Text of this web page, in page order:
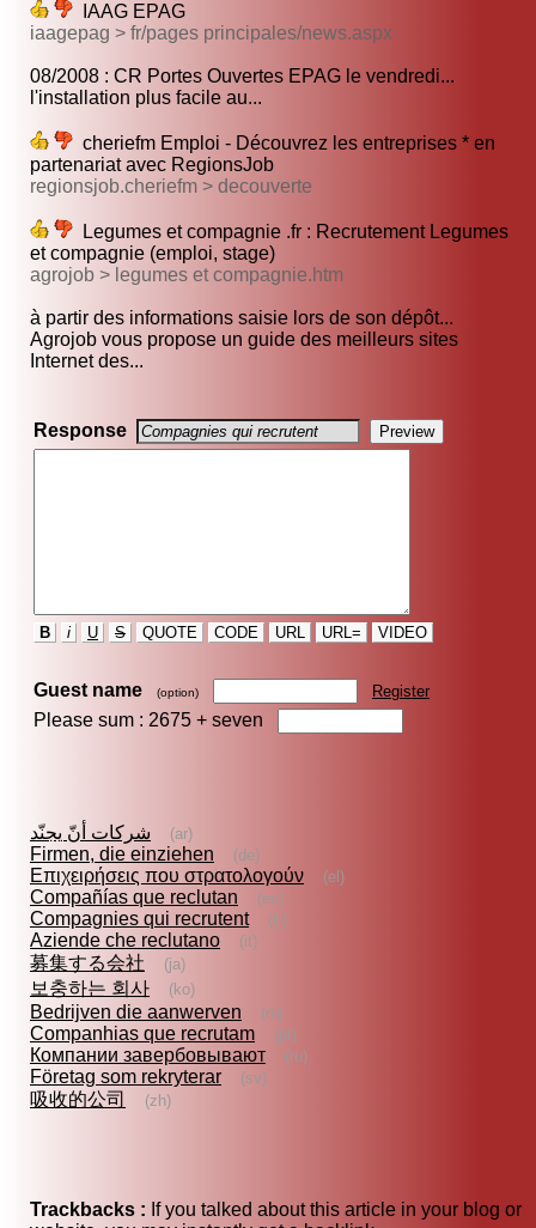
IAAG EPAG
iaagepag > fr/pages principales/news.aspx
08/2008 : CR Portes Ouvertes EPAG le vendredi...
l'installation plus facile au...
cheriefm Emploi - Découvrez les entreprises * en
partenariat avec RegionsJob
regionsjob.cheriefm > decouverte
Legumes et compagnie .fr : Recrutement Legumes
et compagnie (emploi, stage)
agrojob > legumes et compagnie.htm
à partir des informations saisie lors de son dépôt...
Agrojob vous propose un guide des meilleurs sites
Internet des...
Response
B i U S QUOTE CODE URL URL= VIDEO
Guest name (option) Register
Please sum : 2675 + seven
شركات أنّ يجنّد (ar)
Firmen, die einziehen (de)
Επιχειρήσεις που στρατολογούν (el)
Compañías que reclutan (es)
Compagnies qui recrutent (fr)
Aziende che reclutano (it)
募集する会社 (ja)
보충하는 회사 (ko)
Bedrijven die aanwerven (nl)
Companhias que recrutam (pt)
Компании завербовывают (ru)
Företag som rekryterar (sv)
吸收的公司 (zh)
Trackbacks : If you talked about this article in your blog or